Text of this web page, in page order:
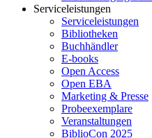
Serviceleistungen
Serviceleistungen
Bibliotheken
Buchhändler
E-books
Open Access
Open EBA
Marketing & Presse
Probeexemplare
Veranstaltungen
BiblioCon 2025